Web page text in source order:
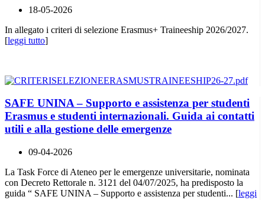
18-05-2026
In allegato i criteri di selezione Erasmus+ Traineeship 2026/2027.
[leggi tutto]
SAFE UNINA – Supporto e assistenza per studenti
Erasmus e studenti internazionali. Guida ai contatti
utili e alla gestione delle emergenze
09-04-2026
La Task Force di Ateneo per le emergenze universitarie, nominata
con Decreto Rettorale n. 3121 del 04/07/2025, ha predisposto la
guida “ SAFE UNINA – Supporto e assistenza per studenti... [leggi